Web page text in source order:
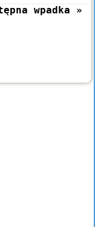
wpadka »